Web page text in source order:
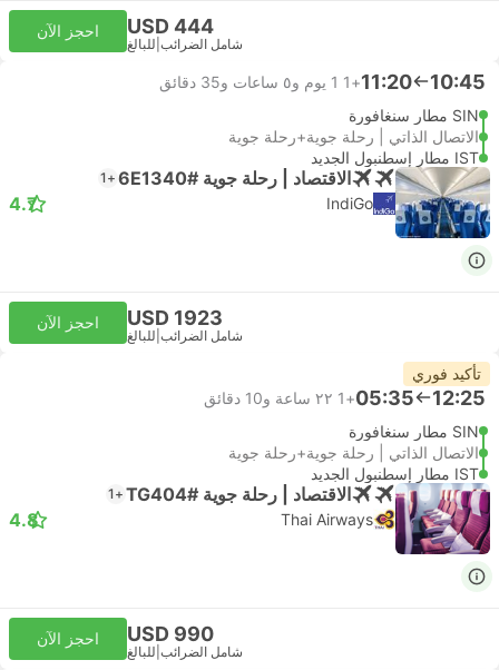
USD 444
شامل الضرائب للبالغ
احجز الآن
10:45
11:20
+1
1 يوم و٥ ساعات و‫35 دقائق
SIN مطار سنغافورة
الاتصال الذاتي | رحلة جوية+رحلة جوية
IST مطار إسطنبول الجديد
الاقتصاد | رحلة جوية #6E1340 +1
IndiGo
4.7
USD 1923
شامل الضرائب للبالغ
احجز الآن
تأكيد فوري
12:25
05:35
+1
٢٢ ساعة و‫10 دقائق
SIN مطار سنغافورة
الاتصال الذاتي | رحلة جوية+رحلة جوية
IST مطار إسطنبول الجديد
الاقتصاد | رحلة جوية #TG404 +1
Thai Airways
4.8
USD 990
شامل الضرائب للبالغ
احجز الآن